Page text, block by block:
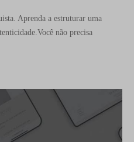
Aprenda a estruturar uma
não precisa